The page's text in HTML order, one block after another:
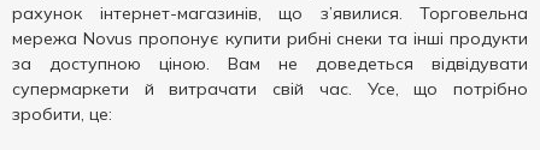
рахунок інтернет-магазинів, що з’явилися. Торговельна
мережа Novus пропонує купити рибні снеки та інші продукти
за доступною ціною. Вам не доведеться відвідувати
супермаркети й витрачати свій час. Усе, що потрібно
зробити, це: